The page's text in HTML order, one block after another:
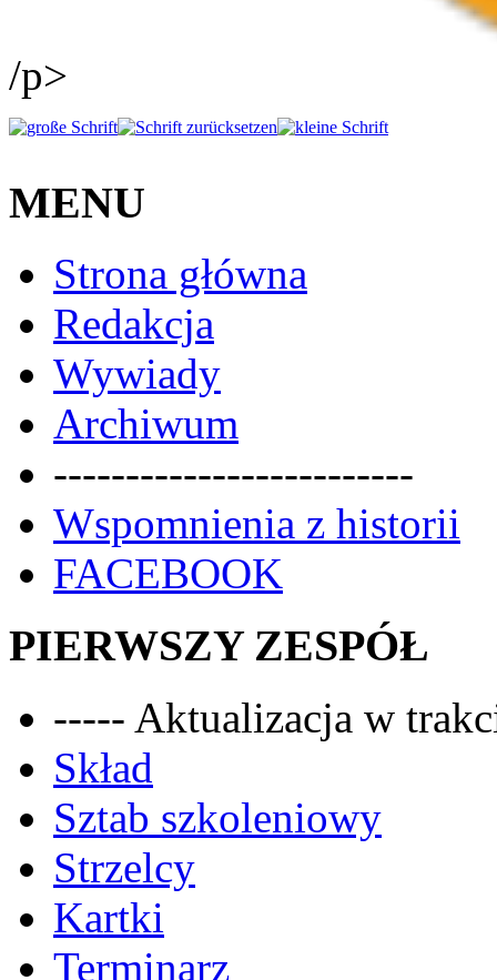
/p>
MENU
Strona główna
Redakcja
Wywiady
Archiwum
-------------------------
Wspomnienia z historii
FACEBOOK
PIERWSZY ZESPÓŁ
----- Aktualizacja w
Skład
Sztab szkoleniowy
Strzelcy
Kartki
Terminarz